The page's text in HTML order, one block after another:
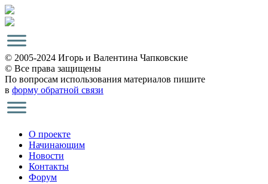
© 2005-2024 Игорь и Валентина Чапковские
© Все права защищены
По вопросам использования материалов пишите
в форму обратной связи
О проекте
Начинающим
Новости
Контакты
Форум